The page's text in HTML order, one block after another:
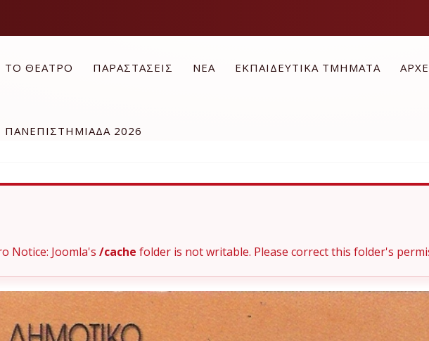
ΤΟ ΘΕΑΤΡΟ ΠΑΡΑΣΤΑΣΕΙΣ ΝΕΑ ΕΚΠΑΙΔΕΥΤΙΚΑ ΤΜΗΜΑΤΑ
ΠΑΝΕΠΙΣΤΗΜΙΑΔΑ 2026
Notice: Joomla's /cache folder is not writable. Please correct this folder's